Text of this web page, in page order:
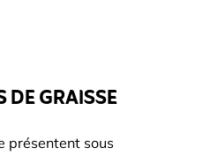
DE GRAISSE
présentent sous